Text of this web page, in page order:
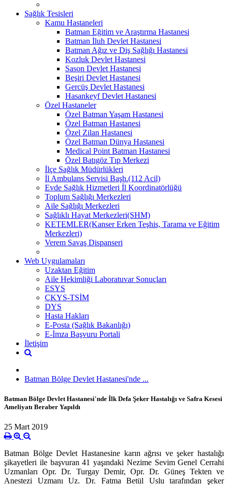
Sağlık Tesisleri
Kamu Hastaneleri
Batman Eğitim ve Araştırma Hastanesi
Batman İluh Devlet Hastanesi
Batman Ağız ve Diş Sağlığı Hastanesi
Kozluk Devlet Hastanesi
Sason Devlet Hastanesi
Beşiri Devlet Hastanesi
Gercüş Devlet Hastanesi
Hasankeyf Devlet Hastanesi
Özel Hastaneler
Özel Batman Yaşam Hastanesi
Özel Batman Hastanesi
Özel Zilan Hastanesi
Özel Batman Dünya Hastanesi
Medical Point Batman Hastanesi
Özel Batıgöz Tıp Merkezi
İlçe Sağlık Müdürlükleri
İl Ambulans Servisi Başh.(112 Acil)
Evde Sağlık Hizmetleri İl Koordinatörlüğü
Toplum Sağlığı Merkezleri
Aile Sağlığı Merkezleri
Sağlıklı Hayat Merkezleri(SHM)
KETEMLER(Kanser Erken Teşhis, Tarama ve Eğitim
Merkezleri)
Verem Savaş Dispanseri
Web Uygulamaları
Uzaktan Eğitim
Aile Hekimliği Laboratuvar Sonuçları
ESYS
ÇKYS-TSİM
DYS
Hasta Hakları
E-Posta (Sağlık Bakanlığı)
E-İmza Başvuru Portali
İletişim
Batman Bölge Devlet Hastanesi'nde ...
Batman Bölge Devlet Hastanesi'nde İlk Defa Şeker Hastalığı ve Safra Kesesi
Ameliyatı Beraber Yapıldı
25 Mart 2019
Batman Bölge Devlet Hastanesine karın ağrısı ve şeker hastalığı
şikayetleri ile başvuran 41 yaşındaki Nezime Sevim Genel Cerrahi
Uzmanları Opr. Dr. Turgay Demir, Opr. Dr. Güneş Tekten ve
Anestezi Uzmanı Uz. Dr. Fatma Betül Uslu tarafından şeker